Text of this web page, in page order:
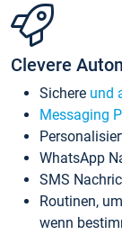
Clevere
Sichere und
Messaging
WhatsApp
SMS
Routinen,
wenn